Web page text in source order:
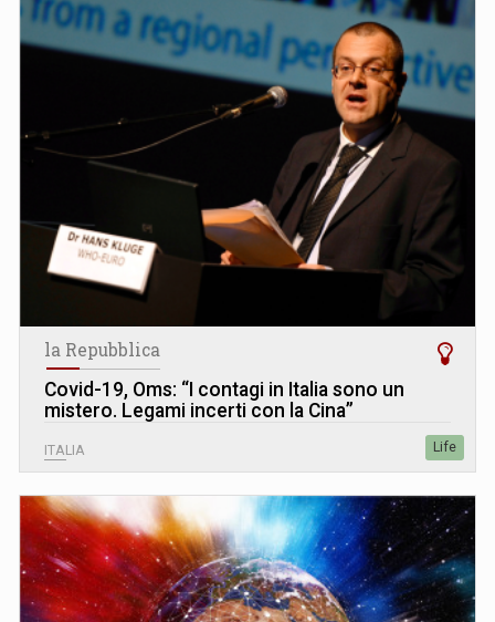
la Repubblica
Covid-19, Oms: “I contagi in Italia sono un
mistero. Legami incerti con la Cina”
ITALIA Life